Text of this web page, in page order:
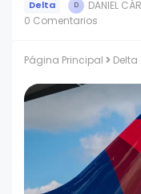
Delta D DANIEL
0 Comentarios
Página Principal Delta